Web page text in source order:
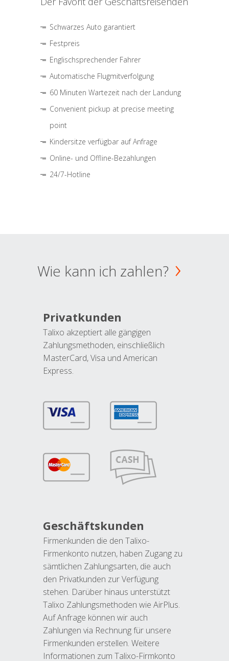
Schwarzes Auto garantiert
Festpreis
Englischsprechender Fahrer
Automatische Flugmitverfolgung
60 Minuten Wartezeit nach der Landung
Convenient pickup at precise meeting
point
Kindersitze verfügbar auf Anfrage
Online- und Offline-Bezahlungen
24/7-Hotline
Wie kann ich zahlen?
Privatkunden
Talixo akzeptiert alle gängigen
Zahlungsmethoden, einschließlich
MasterCard, Visa und American
Express.
Geschäftskunden
Firmenkunden die den Talixo-
Firmenkonto nutzen, haben Zugang zu
sämtlichen Zahlungsarten, die auch
den Privatkunden zur Verfügung
stehen. Darüber hinaus unterstützt
Talixo Zahlungsmethoden wie AirPlus.
Auf Anfrage können wir auch
Zahlungen via Rechnung für unsere
Firmenkunden erstellen. Weitere
Informationen zum Talixo-Firmkonto